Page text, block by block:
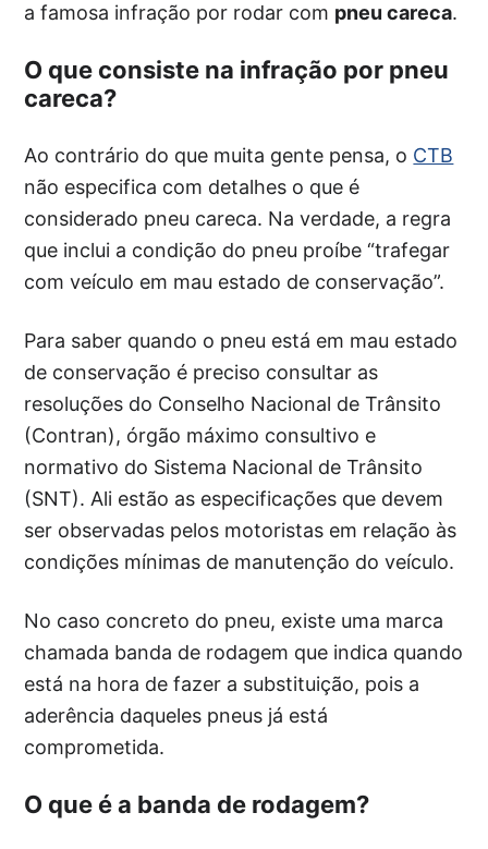
a famosa infração por rodar com pneu careca.
O que consiste na infração por pneu
careca?
Ao contrário do que muita gente pensa, o CTB
não especifica com detalhes o que é
considerado pneu careca. Na verdade, a regra
que inclui a condição do pneu proíbe “trafegar
com veículo em mau estado de conservação”.
Para saber quando o pneu está em mau estado
de conservação é preciso consultar as
resoluções do Conselho Nacional de Trânsito
(Contran), órgão máximo consultivo e
normativo do Sistema Nacional de Trânsito
(SNT). Ali estão as especificações que devem
ser observadas pelos motoristas em relação às
condições mínimas de manutenção do veículo.
No caso concreto do pneu, existe uma marca
chamada banda de rodagem que indica quando
está na hora de fazer a substituição, pois a
aderência daqueles pneus já está
comprometida.
O que é a banda de rodagem?